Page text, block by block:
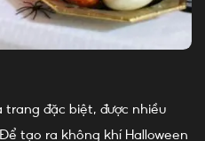
trang đặc biệt, được nhiều
tạo ra không khí Halloween